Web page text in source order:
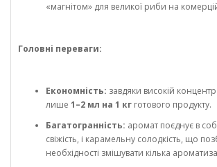
«магнітом» для великої риби на
Головні переваги:
Економність: завдяки високій
лише 1–2 мл на 1 кг готового продукту.
Багатогранність: аромат поєднує в
свіжість, і карамельну солодкість, що
необхідності змішувати кілька